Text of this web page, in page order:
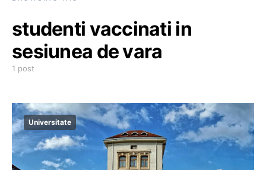
studenti vaccinati in
sesiunea de vara
1 post
Universitate